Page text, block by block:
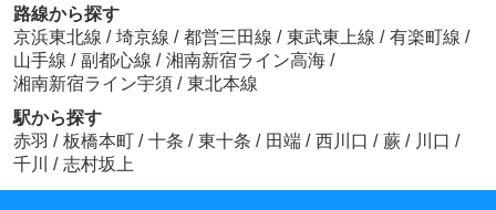
路線から探す
京浜東北線 / 埼京線 / 都営三田線 / 東武東上線 / 有楽町線 /
山手線 / 副都心線 / 湘南新宿ライン高海 /
湘南新宿ライン宇須 / 東北本線
駅から探す
赤羽 / 板橋本町 / 十条 / 東十条 / 田端 / 西川口 / 蕨 / 川口 /
千川
/ 志村坂上